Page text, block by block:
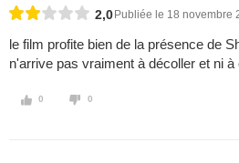
2,0 Publiée le 18 novembre
le film profite bien de la présence de
n'arrive pas vraiment à décoller et ni à
0 0